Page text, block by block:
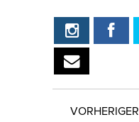
VORHERIGER